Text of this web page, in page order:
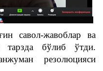
савол-жавоблар ва
тарзда бўлиб ўтди.
резолюцияси